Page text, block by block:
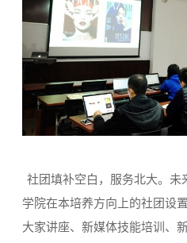
社团填补空白，服务北大。未
学院在本培养方向上的社团设
大家讲座、新媒体技能培训、